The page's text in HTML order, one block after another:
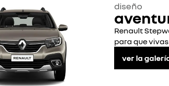
diseño
Renault
para que
ver la